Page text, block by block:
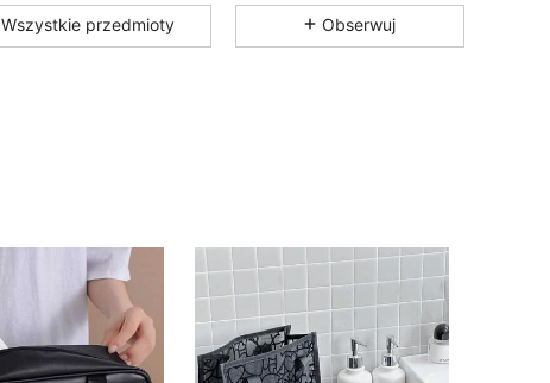
4,83 178 5.6K
5.6K
4,83 178 5.6K
Wszystkie przedmioty Obserwuj